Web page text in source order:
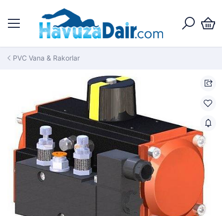
PVC Vana & Rakorlar